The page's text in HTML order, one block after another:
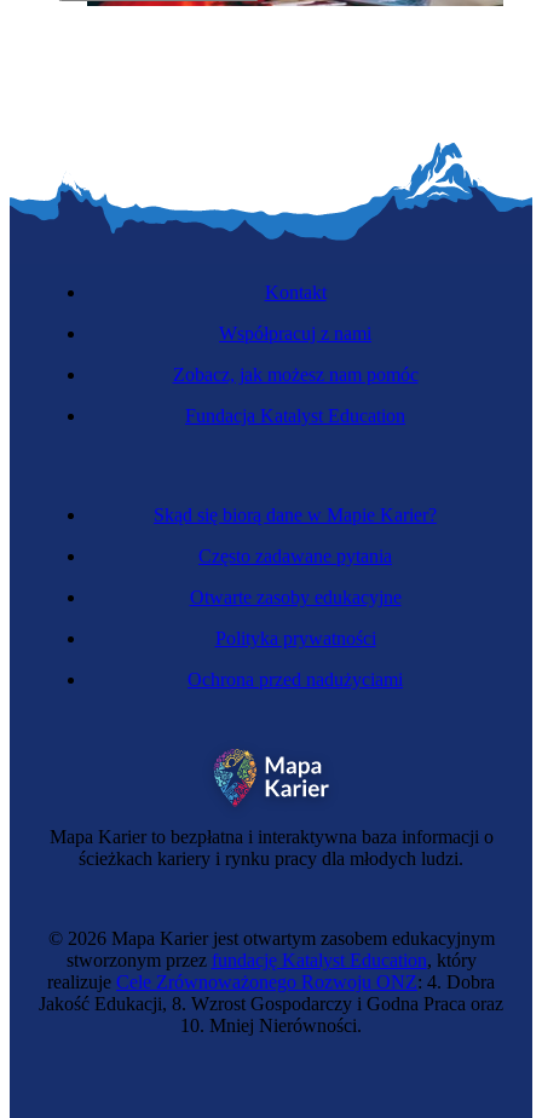
Windykatorka
Menedżerka marki miejsca
Mapa Karier to bezpłatna i interaktywna baza informacji o
ścieżkach kariery i rynku pracy dla młodych ludzi.
Skąd się biorą dane w Mapie Karier?
Często zadawane pytania
Otwarte zasoby edukacyjne
Polityka prywatności
Ochrona przed nadużyciami
Kontakt
Współpracuj z nami
Zobacz, jak możesz nam pomóc
Fundacja Katalyst Education
© 2026 Mapa Karier jest otwartym zasobem edukacyjnym
stworzonym przez fundację Katalyst Education, który
realizuje Cele Zrównoważonego Rozwoju ONZ: 4. Dobra
Jakość Edukacji, 8. Wzrost Gospodarczy i Godna Praca oraz
10. Mniej Nierówności.